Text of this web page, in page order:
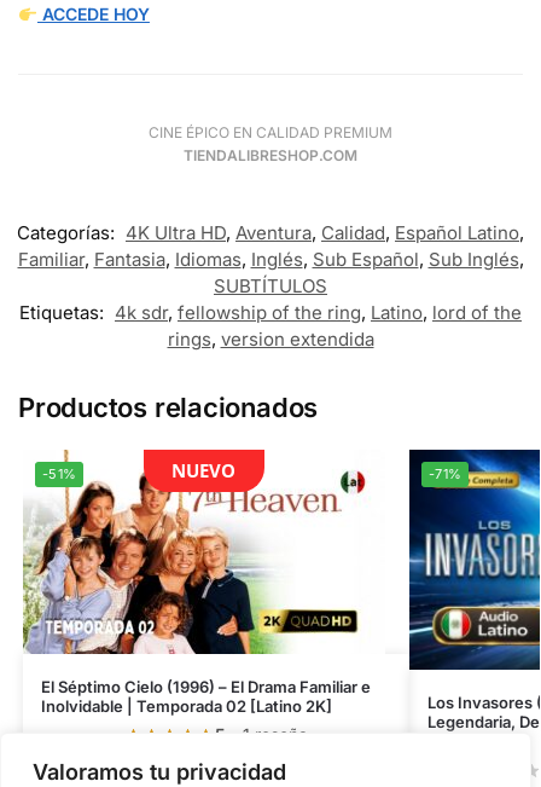
Valoramos tu privacidad
ACCEDE HOY
CINE ÉPICO EN CALIDAD PREMIUM
TIENDALIBRESHOP.COM
Categorías: 4K Ultra HD, Aventura, Calidad, Español Latino,
Familiar, Fantasia, Idiomas, Inglés, Sub Español, Sub Inglés,
SUBTÍTULOS
Etiquetas: 4k sdr, fellowship of the ring, Latino, lord of the
rings, version extendida
Productos relacionados
-51% NUEVO
El Séptimo Cielo (1996) – El Drama Familiar e
Inolvidable | Temporada 02 [Latino 2K]
5 - 1 reseña
$67.37 $32.90
-71%
Los Invasores
Legendaria,